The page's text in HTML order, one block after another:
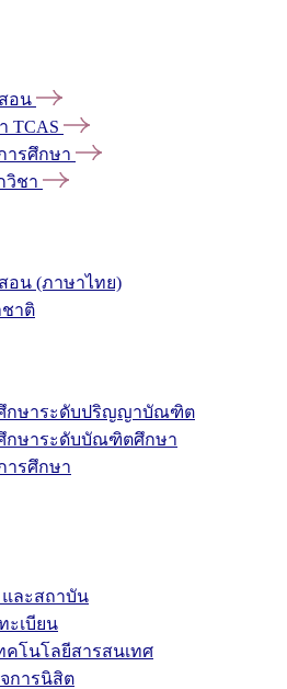
อน
TCAS
ารศึกษา
วิชา
อน (ภาษาไทย)
าติ
กษาระดับปริญญาบัณฑิต
กษาระดับบัณฑิตศึกษา
ารศึกษา
ละสถาบัน
ะเบียน
คโนโลยีสารสนเทศ
การนิสิต